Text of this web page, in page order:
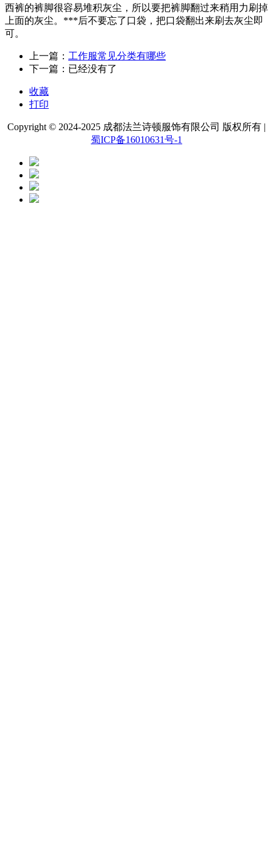
西裤的裤脚很容易堆积灰尘，所以要把裤脚翻过来稍用力刷掉
上面的灰尘。***后不要忘了口袋，把口袋翻出来刷去灰尘即
可。
上一篇： 工作服常见分类有哪些
下一篇：已经没有了
收藏
打印
Copyright © 2024-2025 成都法兰诗顿服饰有限公司 版权所有 |
蜀ICP备16010631号-1